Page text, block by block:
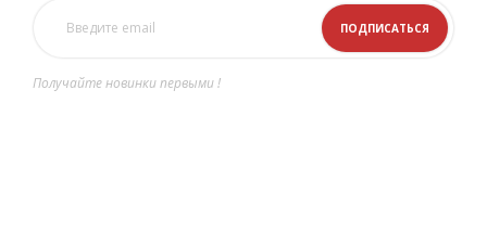
Получайте новинки первыми !